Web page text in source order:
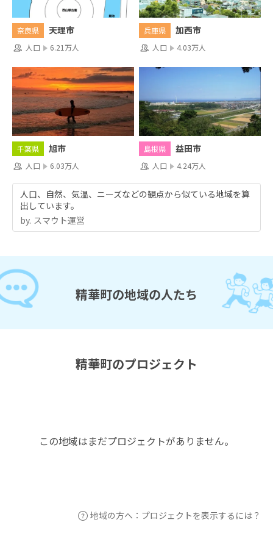
奈良県 天理市
人口 6.21万人
兵庫県 加西市
人口 4.03万人
千葉県 旭市
人口 6.03万人
島根県 益田市
人口 4.24万人
人口、自然、気温、ニーズなどの観点から似ている地域を算
出しています。
by.︎ スマウト運営
精華町の地域の人たち
精華町のプロジェクト
この地域はまだプロジェクトがありません。
地域の方へ：プロジェクトを表示するには？